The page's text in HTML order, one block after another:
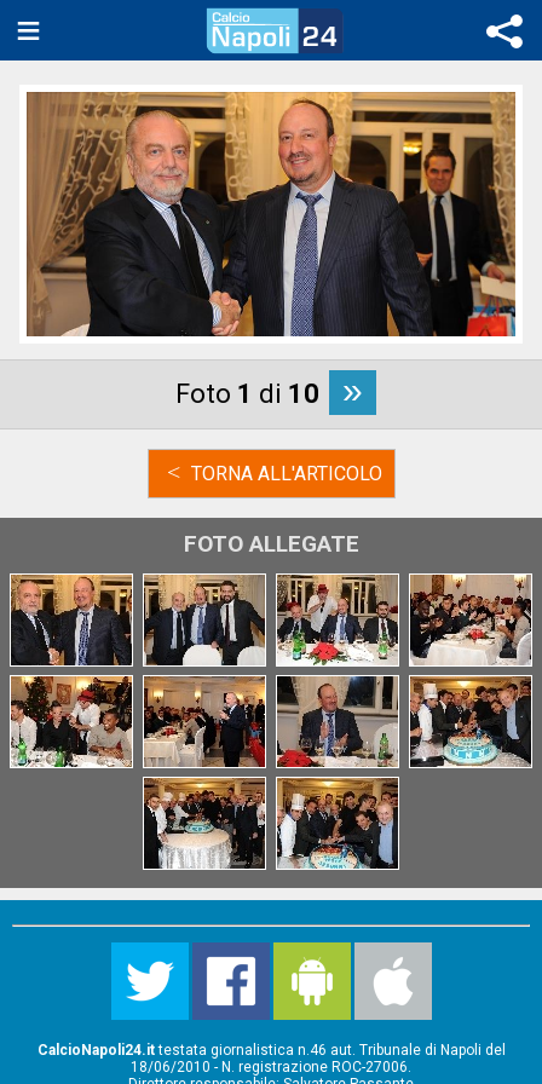
Foto 1 di 10 »
< TORNA ALL'ARTICOLO
FOTO ALLEGATE
CalcioNapoli24.ittestata giornalistica n.46 aut. Tribunale di Napoli del
18/06/2010 - N. registrazione ROC-27006.